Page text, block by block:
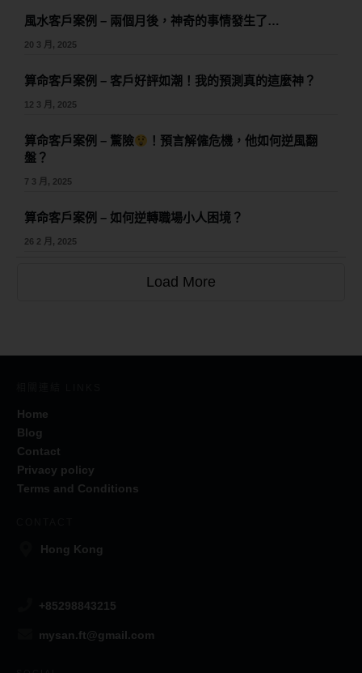
風水客戶案例 – 兩個月後，神奇的事情發生了…
20 3 月, 2025
算命客戶案例 – 客戶好評如潮！我的預測真的這麼神？
12 3 月, 2025
算命客戶案例 – 驚險
！預言解僱危機，他如何逆風翻
盤？
7 3 月, 2025
算命客戶案例 – 如何逆轉職場小人困境？
26 2 月, 2025
Load More
Home
Blog
Contact
Privacy policy
Terms and Conditions
Hong Kong
+85298843215
mysan.ft@gmail.com